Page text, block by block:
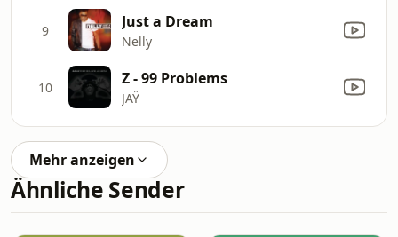
9 Just a Dream
Nelly
10 Z - 99 Problems
JAŸ
Mehr anzeigen
Ähnliche Sender